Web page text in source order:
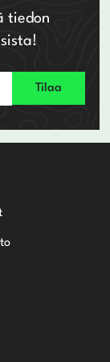
tiedon